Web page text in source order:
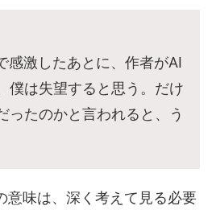
感激したあとに、作者がAI
僕は失望すると思う。だけ
ったのかと言われると、う
意味は、深く考えて見る必要